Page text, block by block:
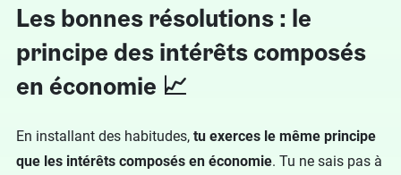
Les bonnes résolutions : le
principe des intérêts composés
en économie 📈
En installant des habitudes, tu exerces le même principe
que les intérêts composés en économie. Tu ne sais pas à